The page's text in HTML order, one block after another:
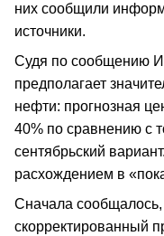
них сообщили
источники.
Судя по сообщению
предполагает
нефти: прогнозная
40% по сравнению с
сентябрьский
расхождением в
Сначала
скорректированный